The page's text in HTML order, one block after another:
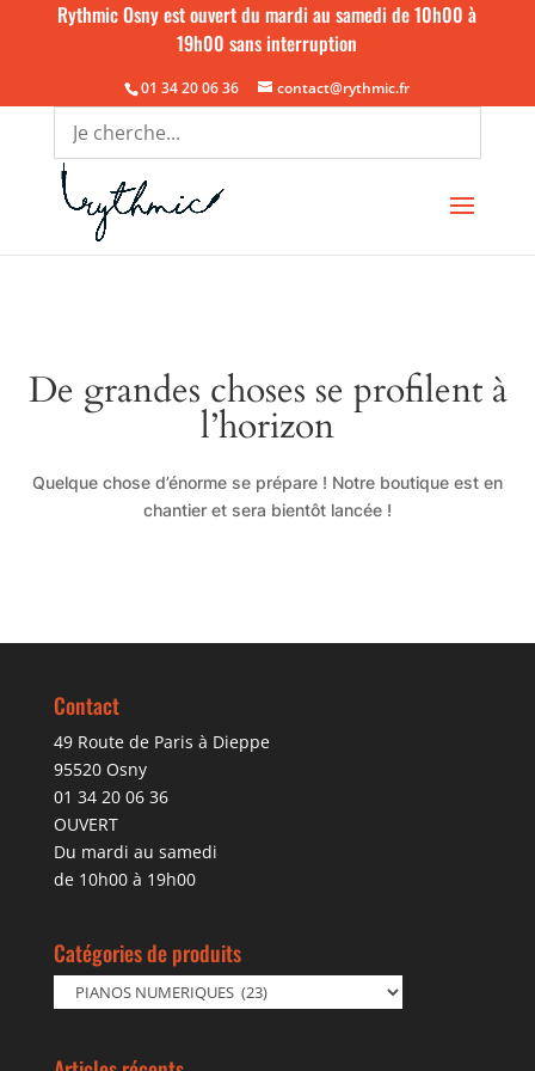
Rythmic Osny est ouvert du mardi au samedi de 10h00 à
19h00 sans interruption
01 34 20 06 36 contact@rythmic.fr
De grandes choses se profilent à
l’horizon
Quelque chose d’énorme se prépare ! Notre boutique est en
chantier et sera bientôt lancée !
Contact
49 Route de Paris à Dieppe
95520 Osny
01 34 20 06 36
OUVERT
Du mardi au samedi
de 10h00 à 19h00
Catégories de produits